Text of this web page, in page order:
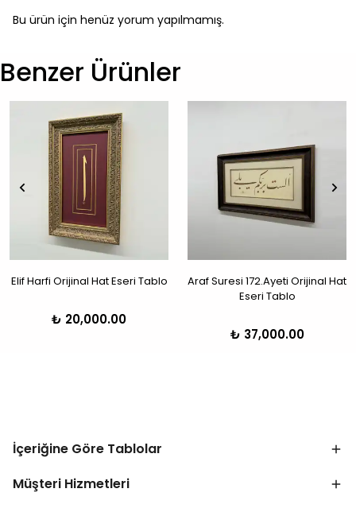
Bu ürün için henüz yorum yapılmamış.
Benzer Ürünler
Elif Harfi Orijinal Hat Eseri Tablo
₺ 20,000.00
Araf Suresi 172.Ayeti Orijinal Hat
Eseri Tablo
₺ 37,000.00
İçeriğine Göre Tablolar
Müşteri Hizmetleri